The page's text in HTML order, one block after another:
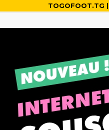
TOGOFOOT.TG